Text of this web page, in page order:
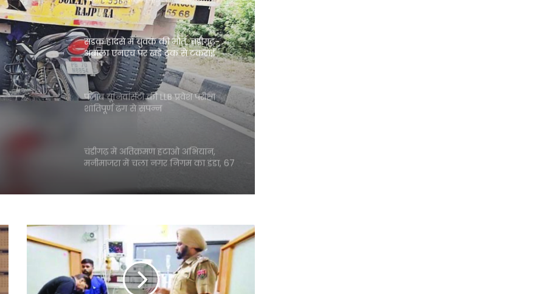
खड़े
की
सडक़ हादसे में युवक की मौत, चंडीगढ़-
अंबाला एनएच पर खड़े ट्रक से टकराई
बाइक, महिला की हालत गंभीर
पंजाब यूनिवर्सिटी की LLB प्रवेश परीक्षा
शांतिपूर्ण ढंग से संपन्न
चंडीगढ़ में अतिक्रमण हटाओ अभियान,
मनीमाजरा में चला नगर निगम का डंडा, 67
के काटे चालान
हिमाचल और चंडीगढ़ मिलकर स्टार्टअप
ईकोसिस्टम पर करेंगे काम